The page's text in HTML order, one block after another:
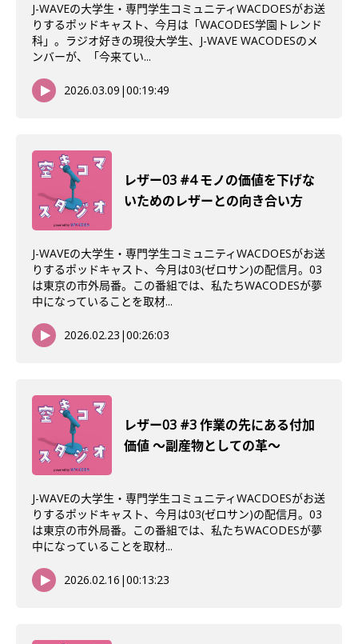
J-WAVEの大学生・専門学生コミュニティWACDOESがお送
りするポッドキャスト、今月は「WACODES学園トレンド
科」。ラジオ好きの現役大学生、J-WAVE WACODESのメ
ンバーが、「今来てい...
2026.03.09 |00:19:49
レザー03 #4 モノの価値を下げな
いためのレザーとの向き合い方
J-WAVEの大学生・専門学生コミュニティWACDOESがお送
りするポッドキャスト、今月は03(ゼロサン)の配信月。03
は東京の市外局番。この番組では、私たちWACODESが夢
中になっていることを取材...
2026.02.23 |00:26:03
レザー03 #3 作業の先にある付加
価値 〜副産物としての革〜
J-WAVEの大学生・専門学生コミュニティWACDOESがお送
りするポッドキャスト、今月は03(ゼロサン)の配信月。03
は東京の市外局番。この番組では、私たちWACODESが夢
中になっていることを取材...
2026.02.16 |00:13:23